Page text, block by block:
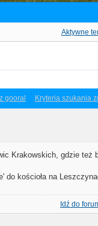
Aktywne
gooral Kryteria szukania
Krakowskich, gdzie też
do kościoła na
Idź do